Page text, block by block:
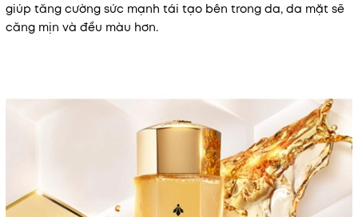
giúp tăng cường sức mạnh tái tạo bên trong da, da mặt sẽ
căng mịn và đều màu hơn.